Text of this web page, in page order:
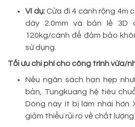
Ví dụ:Cửa đi 4 cánh rộng 4m
dày 2.0mm và bản lề 3D
120kg/cánh để đảm bảo
sử dụng.
Tối ưu chi phí cho công trình vừa/
Nếu ngân sách hạn hẹp
bản, Tungkuang hệ tiêu
Dòng này ít bị làm nhái hơn
giảm thiểu rủi ro về chất lượng